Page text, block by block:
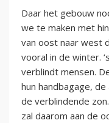
Daar het gebouw
we te maken met
van oost naar west
vooral in de winter.
verblindt mensen.
hun handbagage,
de verblindende
zal daarom aan de